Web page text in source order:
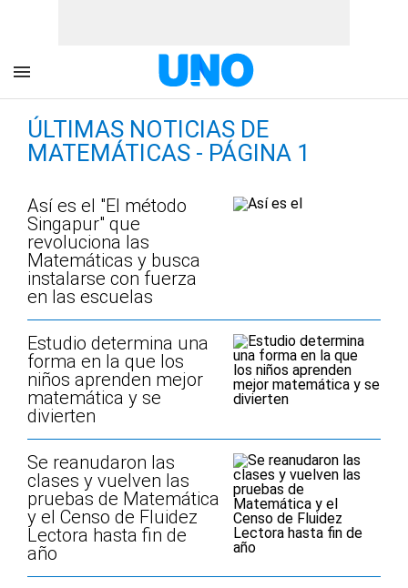
ÚLTIMAS NOTICIAS DE
MATEMÁTICAS - PÁGINA 1
Así es el "El método
Singapur" que
revoluciona las
Matemáticas y busca
instalarse con fuerza
en las escuelas
Estudio determina una
forma en la que los
niños aprenden mejor
matemática y se
divierten
Se reanudaron las
clases y vuelven las
pruebas de Matemática
y el Censo de Fluidez
Lectora hasta fin de
año